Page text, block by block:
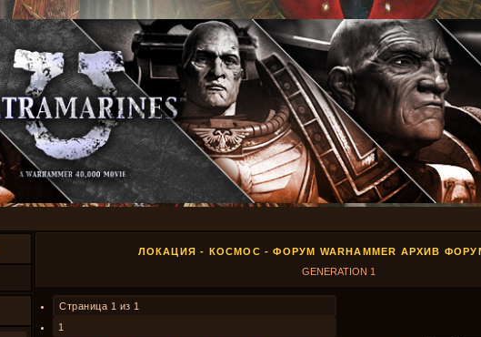
ЛОКАЦИЯ - КОСМОС - ФОРУМ WARHAMMER АРХИВ
GENERATION 1
Страница 1 из 1
1